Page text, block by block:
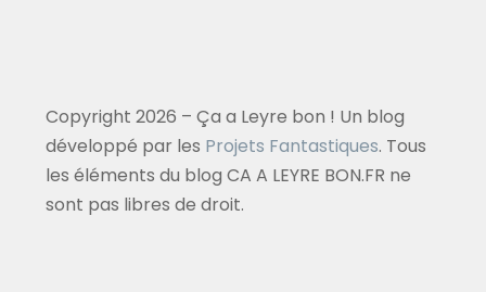
Copyright 2026 – Ça a Leyre bon ! Un blog
développé par les Projets Fantastiques. Tous
les éléments du blog CA A LEYRE BON.FR ne
sont pas libres de droit.